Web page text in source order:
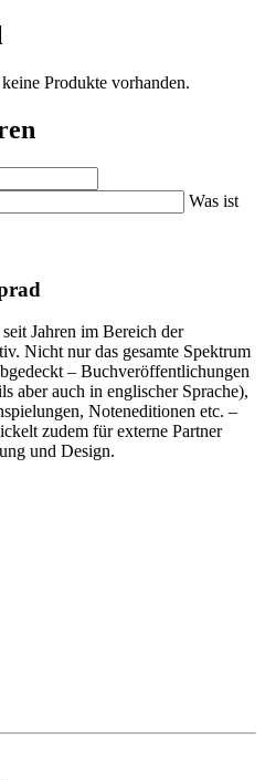
Produkte vorhanden.
Was ist
Jahren im Bereich der
Nicht nur das gesamte Spektrum
– Buchveröffentlichungen
aber auch in englischer Sprache),
Noteneditionen etc. –
zudem für externe Partner
und Design.